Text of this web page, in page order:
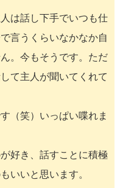
は話し下手でいつも仕
言うくらいなかなか自
。今もそうです。ただ
て主人が聞いてくれて
（笑）いっぱい喋れま
好き、話すことに積極
いいと思います。